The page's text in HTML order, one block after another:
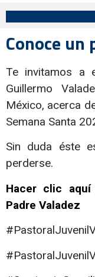
Conoce un
Te invitamos a
Guillermo
México, acerca
Semana Santa
Sin duda éste
perderse.
Hacer clic
Padre Valadez